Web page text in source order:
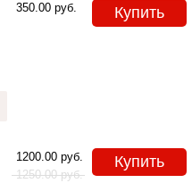
350.00 руб. Купить
1200.00 руб.
1250.00 руб.
Купить